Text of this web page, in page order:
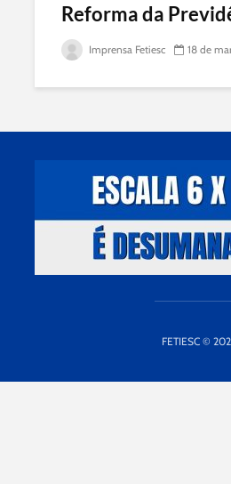
Reforma da
Imprensa Fetiesc 18 de
FETIESC ©